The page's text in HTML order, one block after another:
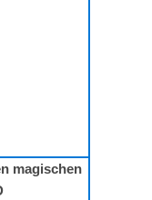
magischen